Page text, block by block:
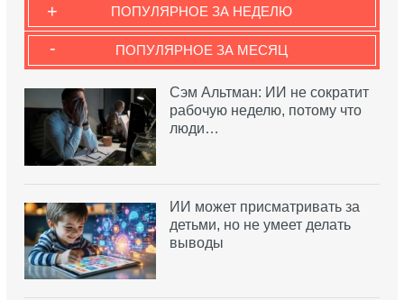
ПОПУЛЯРНОЕ ЗА НЕДЕЛЮ
+
ПОПУЛЯРНОЕ ЗА МЕСЯЦ
-
Сэм Альтман: ИИ не сократит
рабочую неделю, потому что
люди…
ИИ может присматривать за
детьми, но не умеет делать
выводы